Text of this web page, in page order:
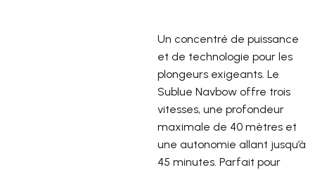
Un concentré de puissance
et de technologie pour les
plongeurs exigeants. Le
Sublue Navbow offre trois
vitesses, une profondeur
maximale de 40 mètres et
une autonomie allant jusqu’à
45 minutes. Parfait pour